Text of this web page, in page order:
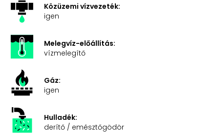
Közüzemi vízvezeték:
igen
Melegvíz-előállítás:
vízmelegítő
Gáz:
igen
Hulladék:
derítő / emésztőgödör